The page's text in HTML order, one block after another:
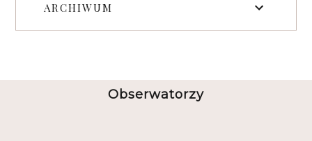
ARCHIWUM
Obserwatorzy